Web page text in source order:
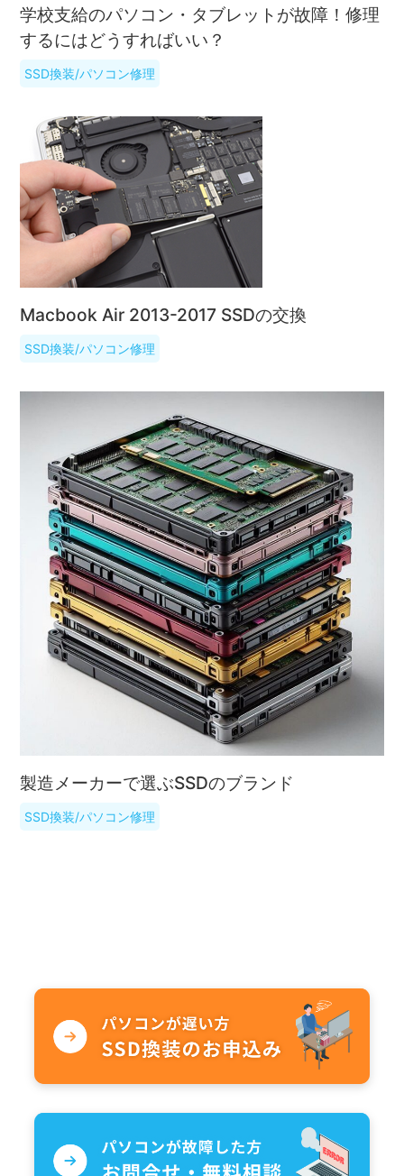
学校支給のパソコン・タブレットが故障！修理
するにはどうすればいい？
SSD換装/パソコン修理
Macbook Air 2013-2017 SSDの交換
SSD換装/パソコン修理
製造メーカーで選ぶSSDのブランド
SSD換装/パソコン修理